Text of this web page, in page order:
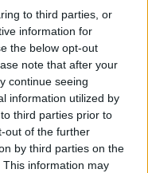
to third parties, or
information for
the below opt-out
note that after your
continue seeing
information utilized by
third parties prior to
out of the further
by third parties on the
This information may